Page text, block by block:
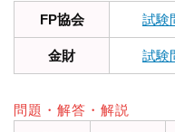
FP協会
試験
金財 試験
問題・解答・解説